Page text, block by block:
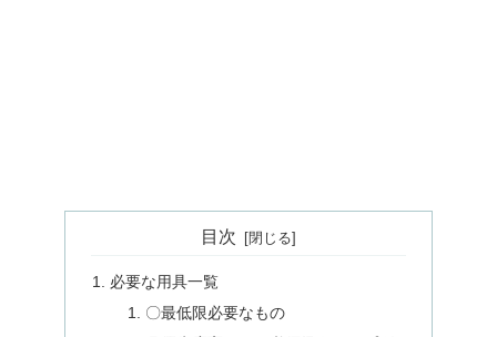
目次
必要な用具一覧
〇最低限必要なもの